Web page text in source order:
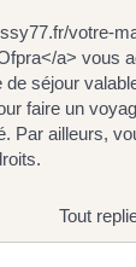
votre-
a> vous
séjour
faire un
Par ailleurs,
Tout